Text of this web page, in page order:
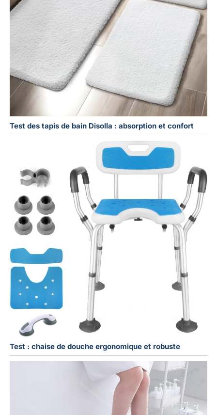
Test des tapis de bain Disolla : absorption et confort
Test : chaise de douche ergonomique et robuste